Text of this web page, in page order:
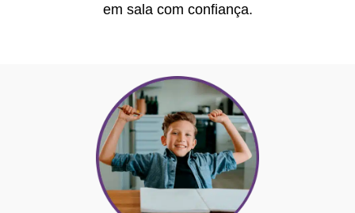
em sala com confiança.